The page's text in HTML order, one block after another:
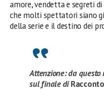
amore, vendetta e segreti
che molti spettatori siano
della serie e il destino dei
Attenzione: da questo
sul finale di